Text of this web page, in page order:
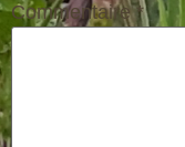
Commentaire*